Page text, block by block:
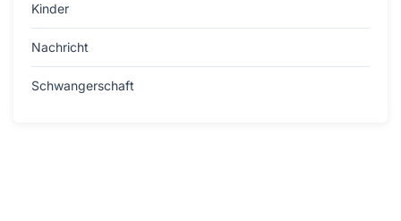
Kinder
Nachricht
Schwangerschaft